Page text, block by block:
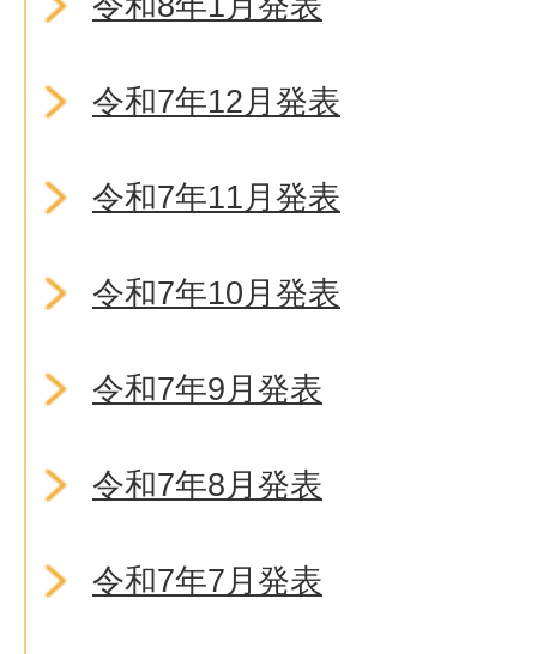
令和7年12月発表
令和7年11月発表
令和7年10月発表
令和7年9月発表
令和7年8月発表
令和7年7月発表